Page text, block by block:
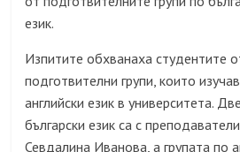
език.
Изпитите обхванаха студентите
подготвителни групи, които
английски език в университета.
български език са с
Севдалина Иванова, а групата по